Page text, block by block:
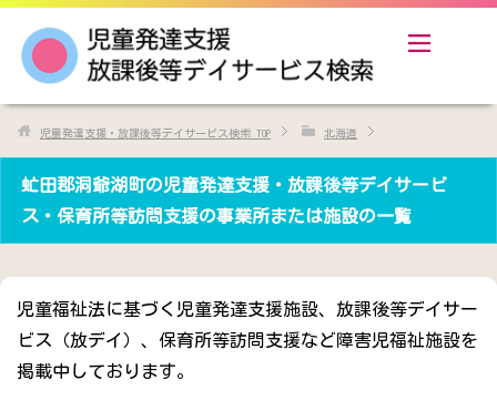
児童発達支援・放課後等デイサービス検索 TOP 北海道
虻田郡洞爺湖町の児童発達支援・放課後等デイサービ
ス・保育所等訪問支援の事業所または施設の一覧
児童福祉法に基づく児童発達支援施設、放課後等デイサー
ビス（放デイ）、保育所等訪問支援など障害児福祉施設を
掲載中しております。